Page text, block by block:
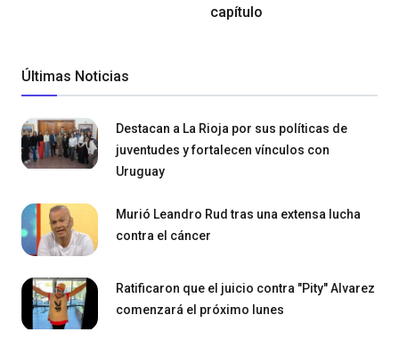
capítulo
Últimas Noticias
Destacan a La Rioja por sus políticas de
juventudes y fortalecen vínculos con
Uruguay
Murió Leandro Rud tras una extensa lucha
contra el cáncer
Ratificaron que el juicio contra "Pity" Alvarez
comenzará el próximo lunes